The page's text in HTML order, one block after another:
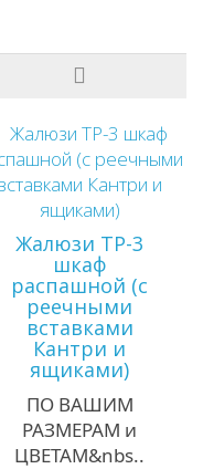
Жалюзи ТР-3
шкаф
распашной (с
реечными
вставками
Кантри и
ящиками)
ПО ВАШИМ
РАЗМЕРАМ и
ЦВЕТАМ&nbs..